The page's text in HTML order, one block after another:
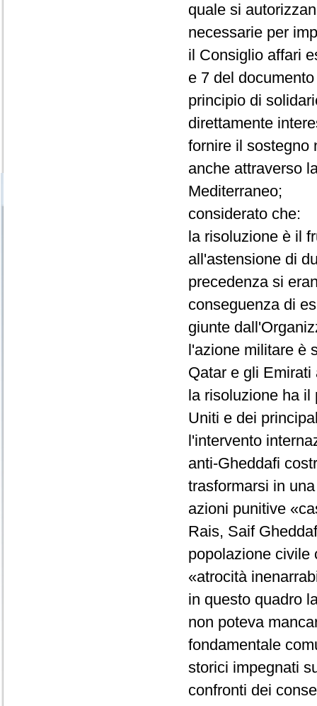
quale si
necessarie per
il Consiglio affari
e 7 del
principio di
direttamente
fornire il sostegno
anche attraverso
Mediterraneo;
considerato che:
la risoluzione è il
all'astensione di
precedenza si
conseguenza di
giunte
l'azione militare è
Qatar e gli
la risoluzione ha
Uniti e dei
l'intervento
anti-Gheddafi
trasformarsi in
azioni punitive
Rais, Saif
popolazione civile
«atrocità
in questo quadro
non poteva
fondamentale
storici impegnati
confronti dei